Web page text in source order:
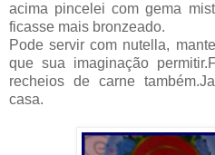
acima pincelei com gema
ficasse mais bronzeado.
Pode servir com nutella,
que sua imaginação
recheios de carne
casa.